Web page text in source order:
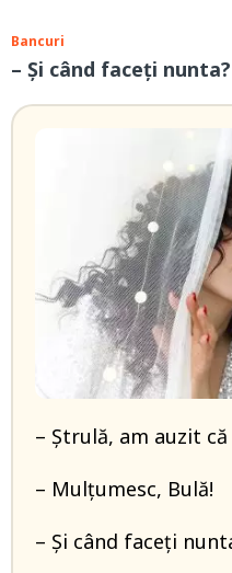
Bancuri
– Și când faceți nunta?
– Ștrulă, am auzit
– Mulțumesc, Bulă!
– Și când faceți